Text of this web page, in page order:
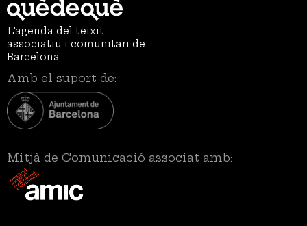
L’agenda del teixit
associatiu i comunitari de
Barcelona
Amb el suport de:
Mitjà de Comunicació associat amb: